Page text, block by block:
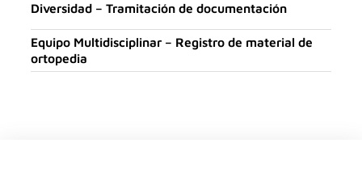
Diversidad – Tramitación de documentación
Equipo Multidisciplinar – Registro de material de
ortopedia